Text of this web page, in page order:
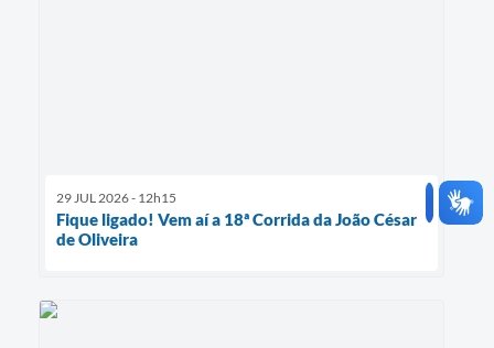
29 JUL 2026 - 12h15
Fique ligado! Vem aí a 18ª Corrida da João César
de Oliveira